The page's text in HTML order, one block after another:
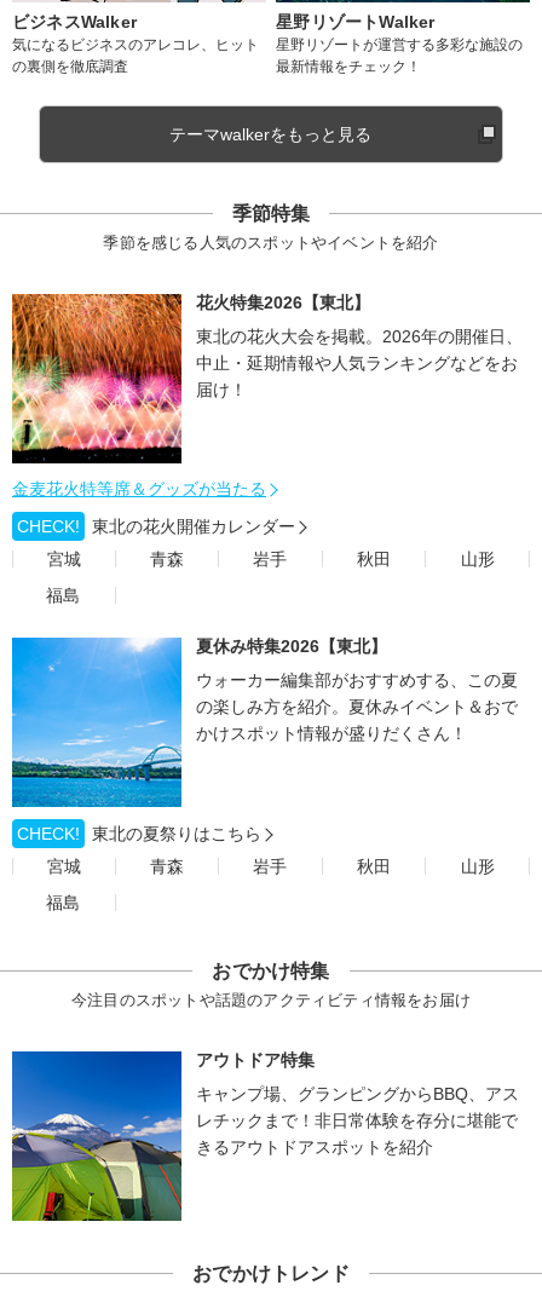
ビジネスWalker
気になるビジネスのアレコレ、ヒット
の裏側を徹底調査
星野リゾートWalker
星野リゾートが運営する多彩な施設の
最新情報をチェック！
テーマwalkerをもっと見る
季節特集
季節を感じる人気のスポットやイベントを紹介
花火特集2026【東北】
東北の花火大会を掲載。2026年の開催日、
中止・延期情報や人気ランキングなどをお
届け！
金麦花火特等席＆グッズが当たる
CHECK!
東北の花火開催カレンダー
宮城
青森 岩手 秋田
山形
福島
夏休み特集2026【東北】
ウォーカー編集部がおすすめする、この夏
の楽しみ方を紹介。夏休みイベント＆おで
かけスポット情報が盛りだくさん！
CHECK!
東北の夏祭りはこちら
宮城
青森 岩手 秋田
山形
福島
おでかけ特集
今注目のスポットや話題のアクティビティ情報をお届け
アウトドア特集
キャンプ場、グランピングからBBQ、アス
レチックまで！非日常体験を存分に堪能で
きるアウトドアスポットを紹介
おでかけトレンド